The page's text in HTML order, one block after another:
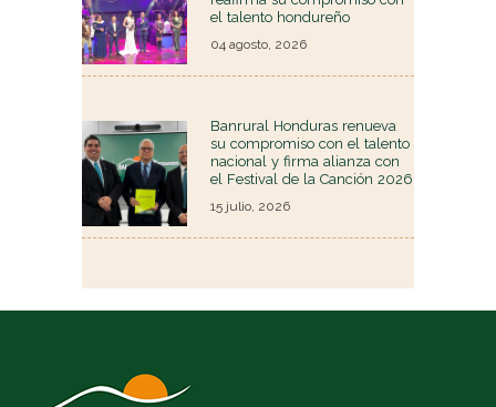
el talento hondureño
04 agosto, 2026
Banrural Honduras renueva
su compromiso con el talento
nacional y firma alianza con
el Festival de la Canción 2026
15 julio, 2026